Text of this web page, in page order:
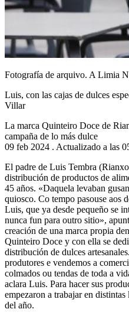
Fotografía de arquivo. A Limia
Luis, con las cajas de dulces
Villar
La marca Quinteiro Doce de
campaña de lo más dulce
09 feb 2024 . Actualizado a las
El padre de Luis Tembra
distribución de productos de
45 años. «Daquela levaban
quiosco. Co tempo pasouse aos
Luis, que ya desde pequeño se
nunca fun para outro sitio»,
creación de una marca propia
Quinteiro Doce y con ella se
distribución de dulces
produtores e vendemos a
colmados ou tendas de toda a
aclara Luis. Para hacer sus
empezaron a trabajar en
del año.